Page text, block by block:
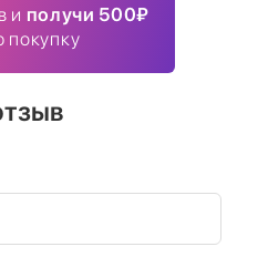
и получи 500₽
покупку